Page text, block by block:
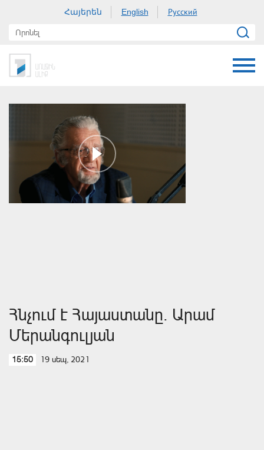
Հայերեն English Русский
Հնչում է Հայաստանը. Արամ
Մերանգուլյան
15:50 19 սեպ, 2021